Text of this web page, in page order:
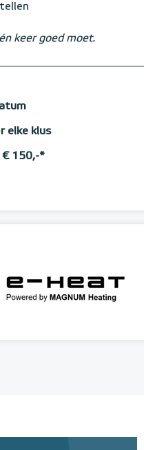
keer goed moet.
elke klus
€ 150,-*